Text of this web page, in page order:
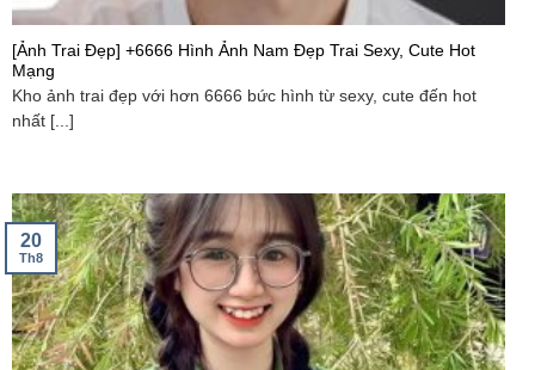
[Ảnh Trai Đẹp] +6666 Hình Ảnh Nam Đẹp Trai Sexy, Cute Hot
Mạng
Kho ảnh trai đẹp với hơn 6666 bức hình từ sexy, cute đến hot
nhất [...]
20
Th8